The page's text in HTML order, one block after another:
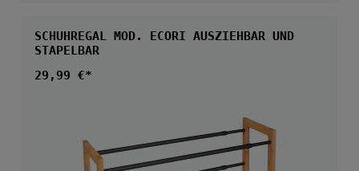
SCHUHREGAL MOD. ECORI AUSZIEHBAR UND
STAPELBAR
Regulärer Preis:
29,99 €*